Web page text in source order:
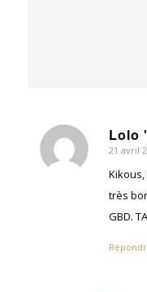
Lolo
dit
:
21 avril
Kikous,
très
GBD.